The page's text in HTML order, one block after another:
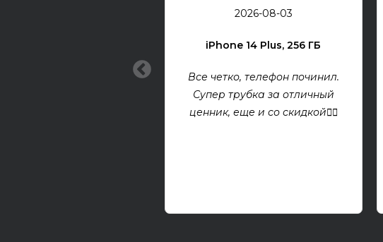
2026-08-03
iPhone 14 Plus, 256 ГБ
Все четко, телефон починил.
Супер трубка за отличный
ценник, еще и со скидкой👍🏻